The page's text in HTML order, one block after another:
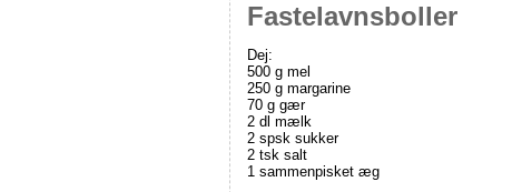
Fastelavnsboller
Dej:
500 g mel
250 g margarine
70 g gær
2 dl mælk
2 spsk sukker
2 tsk salt
1 sammenpisket æg